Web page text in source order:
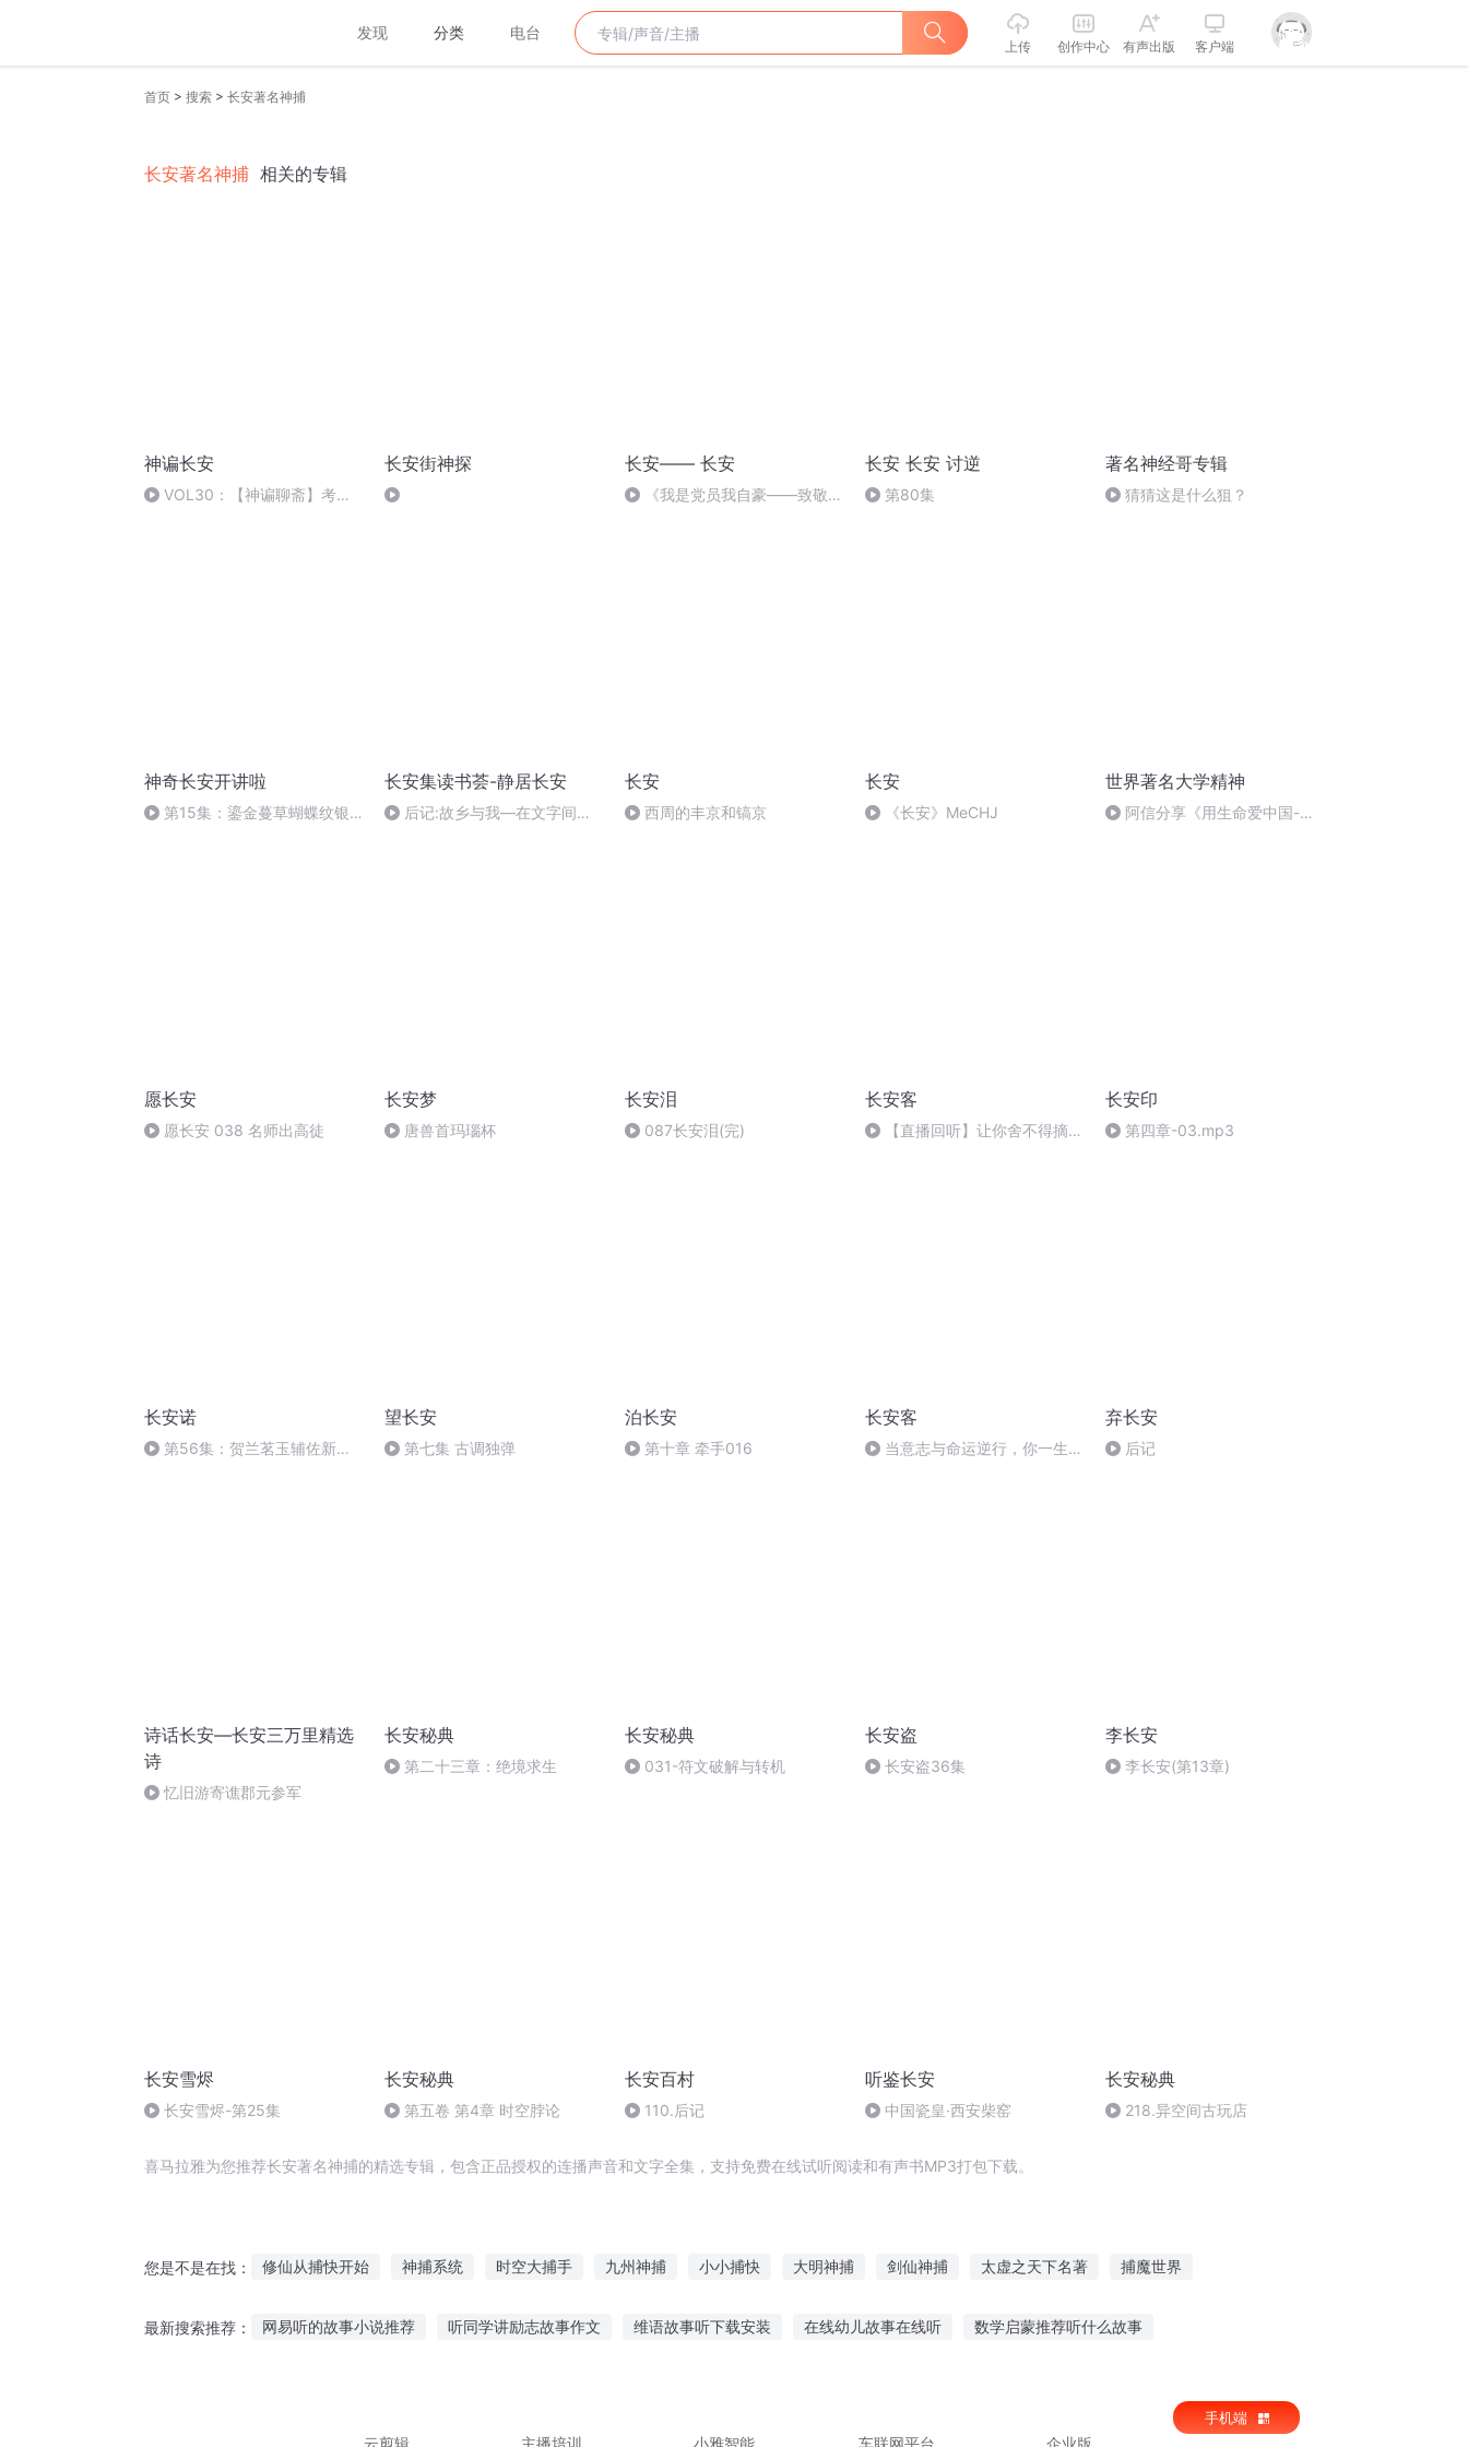
发现 分类 电台
上传 创作中心 有声出版 客户端
首页 > 搜索 > 长安著名神捕
长安著名神捕 相关的专辑
神谝长安
VOL30：【神谝聊斋】考城
长安街神探 长安—— 长安
《我是党员我自豪——致敬逆
长安 长安 讨逆
第80集
著名神经哥专辑
猜猜这是什么狙？
神奇长安开讲啦
第15集：鎏金蔓草蝴蝶纹银
长安集读书荟-静居长安
后记:故乡与我—在文字间寻
长安
西周的丰京和镐京
长安
《长安》MeCHJ
世界著名大学精神
阿信分享《用生命爱中国-柏
愿长安
愿长安 038 名师出高徒
长安梦
唐兽首玛瑙杯
长安泪
087长安泪(完)
长安客
【直播回听】让你舍不得摘耳
长安印
第四章-03.mp3
长安诺
第56集：贺兰茗玉辅佐新皇
望长安
第七集 古调独弹
泊长安
第十章 牵手016
长安客
当意志与命运逆行，你一生的
弃长安
后记
诗话长安—长安三万里精选
诗
忆旧游寄谯郡元参军
长安秘典
第二十三章：绝境求生
长安秘典
031-符文破解与转机
长安盗
长安盗36集
李长安
李长安(第13章)
长安雪烬
长安雪烬-第25集
长安秘典
第五卷 第4章 时空脖论
长安百村
110.后记
听鉴长安
中国瓷皇·西安柴窑
长安秘典
218.异空间古玩店
喜马拉雅为您推荐长安著名神捕的精选专辑，包含正品授权的连播声音和文字全集，支持免费在线试听阅读和有声书MP3打包下载。
您是不是在找： 修仙从捕快开始 神捕系统 时空大捕手 九州神捕 小小捕快 大明神捕 剑仙神捕 太虚之天下名著 捕魔世界
最新搜索推荐： 网易听的故事小说推荐 听同学讲励志故事作文 维语故事听下载安装 在线幼儿故事在线听 数学启蒙推荐听什么故事
云剪辑
主播培训 小雅智能 车联网平台 企业版
手机端